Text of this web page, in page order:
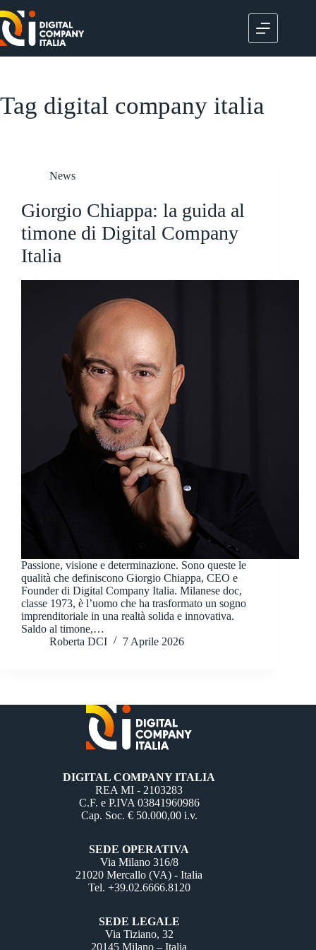
al
contenuto
Tag digital company italia
News
Giorgio Chiappa: la guida al
timone di Digital Company
Italia
Passione, visione e determinazione. Sono queste le
qualità che definiscono Giorgio Chiappa, CEO e
Founder di Digital Company Italia. Milanese doc,
classe 1973, è l’uomo che ha trasformato un sogno
imprenditoriale in una realtà solida e innovativa.
Saldo al timone,…
Roberta DCI
7 Aprile 2026
DIGITAL COMPANY ITALIA
REA MI - 2103283
C.F. e P.IVA 03841960986
Cap. Soc. € 50.000,00 i.v.
SEDE OPERATIVA
Via Milano 316/8
21020 Mercallo (VA) - Italia
Tel. +39.02.6666.8120
SEDE LEGALE
Via Tiziano, 32
20145 Milano – Italia